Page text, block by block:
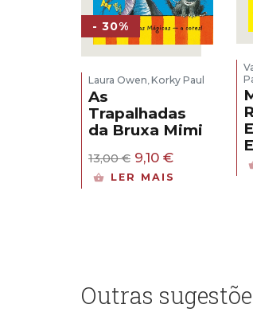
- 30%
Laura Owen,Korky Paul
As
Trapalhadas
da Bruxa Mimi
13,00€ O
preço
9,10 €O
LER MAIS
Outras